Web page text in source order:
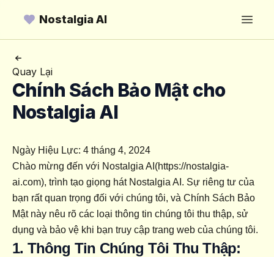
Nostalgia AI
Open
Quay Lại
Chính Sách Bảo Mật cho
Nostalgia AI
Ngày Hiệu Lực: 4 tháng 4, 2024
Chào mừng đến với Nostalgia AI(https://nostalgia-
ai.com), trình tạo giọng hát Nostalgia AI. Sự riêng tư của
bạn rất quan trọng đối với chúng tôi, và Chính Sách Bảo
Mật này nêu rõ các loại thông tin chúng tôi thu thập, sử
dụng và bảo vệ khi bạn truy cập trang web của chúng tôi.
1. Thông Tin Chúng Tôi Thu Thập: